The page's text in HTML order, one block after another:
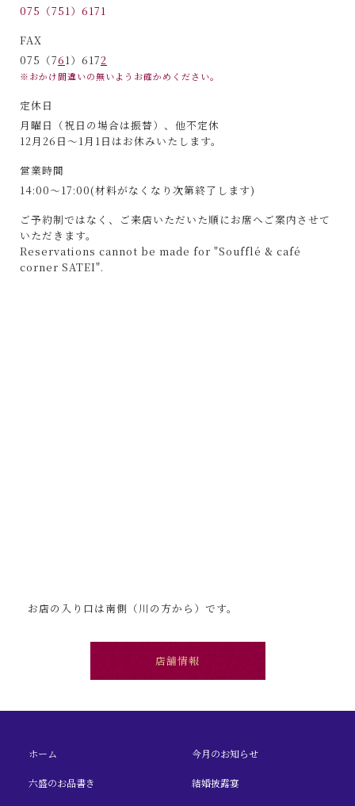
075（751）6171
FAX
075（761）6172
※おかけ間違いの無いようお確かめください。
定休日
月曜日（祝日の場合は振替）、他不定休
12月26日〜1月1日はお休みいたします。
営業時間
14:00～17:00(材料がなくなり次第終了します)
ご予約制ではなく、ご来店いただいた順にお席へご案内させて
いただきます。
Reservations cannot be made for "Soufflé & café
corner SATEI".
お店の入り口は南側（川の方から）です。
店舗情報
ホーム 今月のお知らせ
六盛のお品書き 結婚披露宴